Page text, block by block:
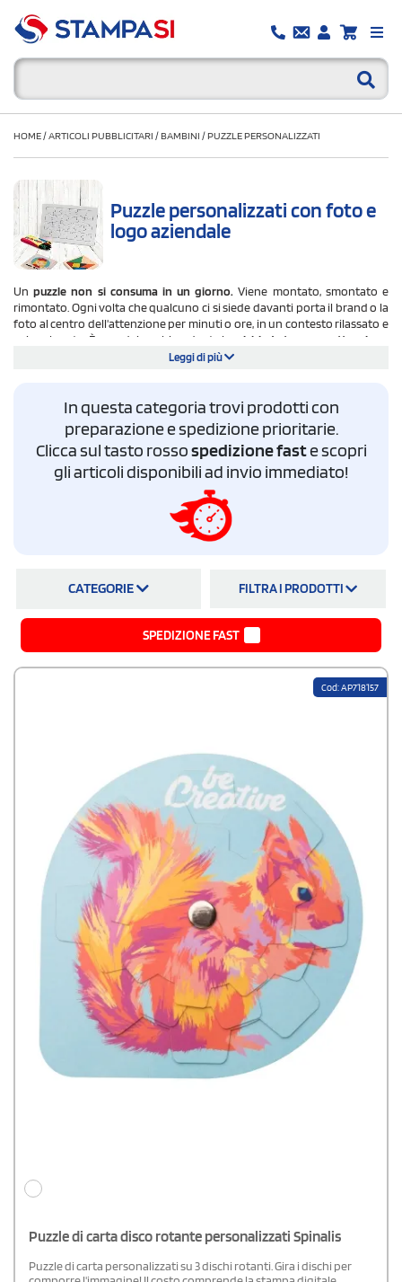
HOME/ARTICOLI PUBBLICITARI /BAMBINI /PUZZLE PERSONALIZZATI
Puzzle personalizzati con foto e
logo aziendale
Un puzzle non si consuma in un giorno. Viene montato, smontato e
rimontato. Ogni volta che qualcuno ci si siede davanti porta il brand o la
foto al centro dell'attenzione per minuti o ore, in un contesto rilassato e
coinvolgente. È uno dei pochi gadget che
richiede tempo e attenzione
stampa sublimatica in formato A3 e A4 da 42 a 360 pezzi, puzzle in legno
personalizzati con base stampabile in quadricromia, puzzle tangram in
legno naturale, puzzle 3D in cartone riciclato, dischi rotanti Spinalis,
puzzle da colorare e set per bambini. I prezzi partono da 0,65 euro per
500 pezzi.Bozza graficaespedizione in tutta Italiagratuite.
Leggi di più
In questa categoria trovi prodotti con
preparazione e spedizione prioritarie.
Clicca sul tasto rossospedizione faste scopri
gli articoli disponibili ad invio immediato!
CATEGORIE FILTRA I PRODOTTI
SPEDIZIONE FAST
Cod: AP718157
Puzzle di carta disco rotante personalizzati Spinalis
Puzzle di carta personalizzati su 3 dischi rotanti. Gira i dischi per